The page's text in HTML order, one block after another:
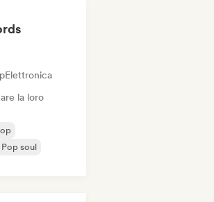
Elettronica
la loro
Pop soul